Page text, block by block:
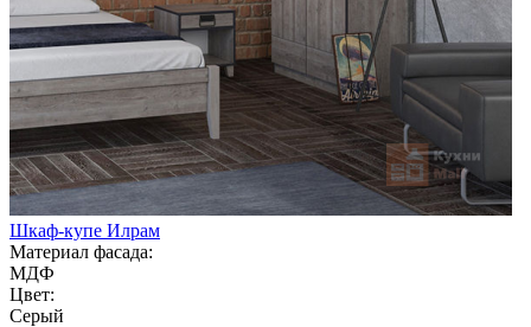
Шкаф-купе Илрам
Материал фасада:
МДФ
Цвет:
Серый